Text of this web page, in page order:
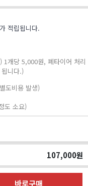
적립됩니다.
1개당 5,000원, 폐타이어 처리
니다.)
도비용 발생)
도 소요)
107,000원